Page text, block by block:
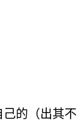
的（出其不